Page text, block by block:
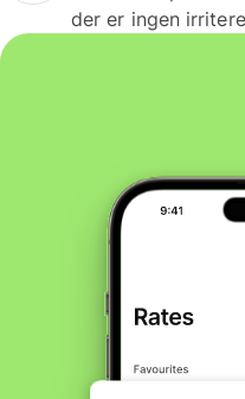
der er ingen